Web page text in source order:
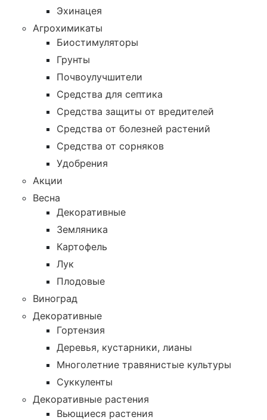
Эхинацея
Агрохимикаты
Биостимуляторы
Грунты
Почвоулучшители
Средства для септика
Средства защиты от вредителей
Средства от болезней растений
Средства от сорняков
Удобрения
Акции
Весна
Декоративные
Земляника
Картофель
Лук
Плодовые
Виноград
Декоративные
Гортензия
Деревья, кустарники, лианы
Многолетние травянистые культуры
Суккуленты
Декоративные растения
Вьющиеся растения